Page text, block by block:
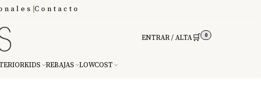
Contacto
ENTRAR / ALTA🛒 0
KIDS REBAJAS LOWCOST